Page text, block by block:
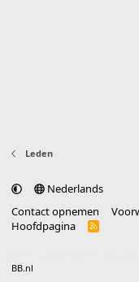
Leden
Nederlands
Contact opnemen
Hoofdpagina
R
BB.nl